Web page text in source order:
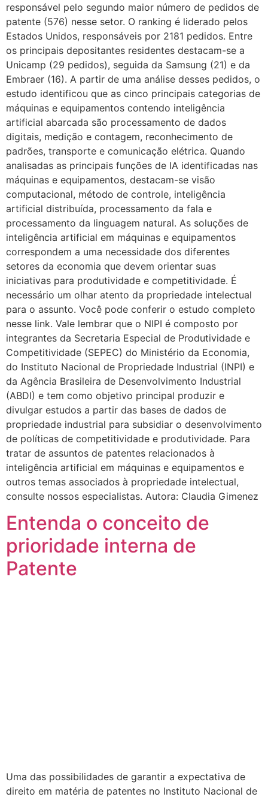
responsável pelo segundo maior número de pedidos de
patente (576) nesse setor. O ranking é liderado pelos
Estados Unidos, responsáveis por 2181 pedidos. Entre
os principais depositantes residentes destacam-se a
Unicamp (29 pedidos), seguida da Samsung (21) e da
Embraer (16). A partir de uma análise desses pedidos, o
estudo identificou que as cinco principais categorias de
máquinas e equipamentos contendo inteligência
artificial abarcada são processamento de dados
digitais, medição e contagem, reconhecimento de
padrões, transporte e comunicação elétrica. Quando
analisadas as principais funções de IA identificadas nas
máquinas e equipamentos, destacam-se visão
computacional, método de controle, inteligência
artificial distribuída, processamento da fala e
processamento da linguagem natural. As soluções de
inteligência artificial em máquinas e equipamentos
correspondem a uma necessidade dos diferentes
setores da economia que devem orientar suas
iniciativas para produtividade e competitividade. É
necessário um olhar atento da propriedade intelectual
para o assunto. Você pode conferir o estudo completo
nesse link. Vale lembrar que o NIPI é composto por
integrantes da Secretaria Especial de Produtividade e
Competitividade (SEPEC) do Ministério da Economia,
do Instituto Nacional de Propriedade Industrial (INPI) e
da Agência Brasileira de Desenvolvimento Industrial
(ABDI) e tem como objetivo principal produzir e
divulgar estudos a partir das bases de dados de
propriedade industrial para subsidiar o desenvolvimento
de políticas de competitividade e produtividade. Para
tratar de assuntos de patentes relacionados à
inteligência artificial em máquinas e equipamentos e
outros temas associados à propriedade intelectual,
consulte nossos especialistas. Autora: Claudia Gimenez
Entenda o conceito de
prioridade interna de
Patente
Uma das possibilidades de garantir a expectativa de
direito em matéria de patentes no Instituto Nacional de